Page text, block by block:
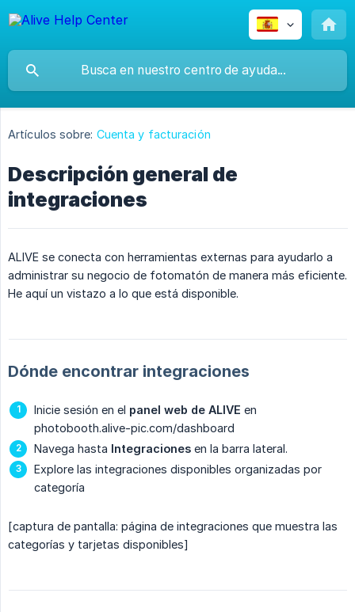
Artículos sobre: Cuenta y facturación
Descripción general de
integraciones
ALIVE se conecta con herramientas externas para ayudarlo a
administrar su negocio de fotomatón de manera más eficiente.
He aquí un vistazo a lo que está disponible.
Dónde encontrar integraciones
Inicie sesión en el panel web de ALIVE en
photobooth.alive-pic.com/dashboard
Navega hasta Integraciones en la barra lateral.
Explore las integraciones disponibles organizadas por
categoría
[captura de pantalla: página de integraciones que muestra las
categorías y tarjetas disponibles]